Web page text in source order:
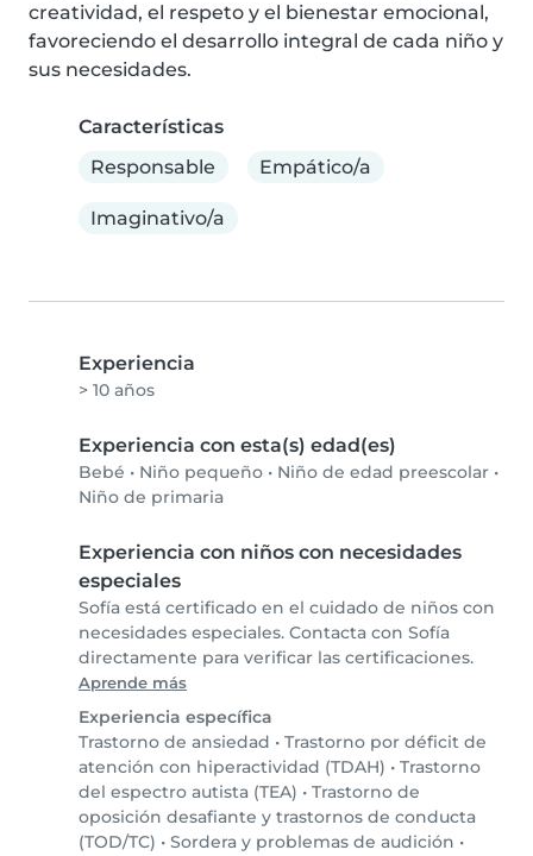
creatividad, el respeto y el bienestar emocional,
favoreciendo el desarrollo integral de cada niño y
sus necesidades.
Características
Responsable
Empático/a
Imaginativo/a
Experiencia
> 10 años
Experiencia con esta(s) edad(es)
Bebé • Niño pequeño • Niño de edad preescolar •
Niño de primaria
Experiencia con niños con necesidades
especiales
Sofía está certificado en el cuidado de niños con
necesidades especiales. Contacta con Sofía
directamente para verificar las certificaciones.
Aprende más
Experiencia específica
Trastorno de ansiedad • Trastorno por déficit de
atención con hiperactividad (TDAH) • Trastorno
del espectro autista (TEA) • Trastorno de
oposición desafiante y trastornos de conducta
(TOD/TC) • Sordera y problemas de audición •